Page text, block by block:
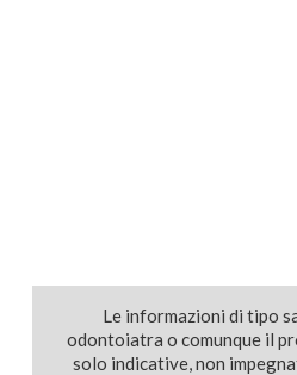
Le informazioni di tipo
odontoiatra o comunque il
solo indicative, non